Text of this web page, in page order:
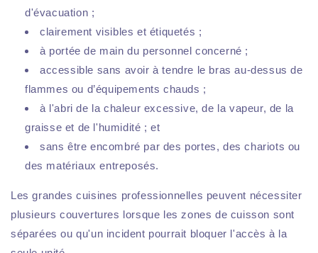
d'évacuation ;
clairement visibles et étiquetés ;
à portée de main du personnel concerné ;
accessible sans avoir à tendre le bras au-dessus de
flammes ou d’équipements chauds ;
à l'abri de la chaleur excessive, de la vapeur, de la
graisse et de l'humidité ; et
sans être encombré par des portes, des chariots ou
des matériaux entreposés.
Les grandes cuisines professionnelles peuvent nécessiter
plusieurs couvertures lorsque les zones de cuisson sont
séparées ou qu'un incident pourrait bloquer l'accès à la